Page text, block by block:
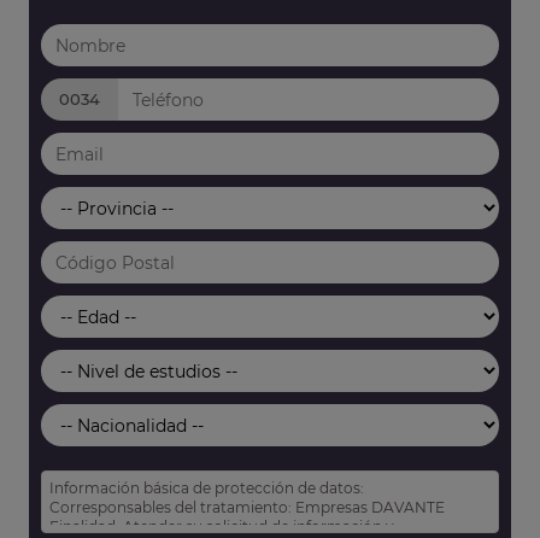
0034
Información básica de protección de datos:
Corresponsables del tratamiento: Empresas DAVANTE
Finalidad: Atender su solicitud de información y